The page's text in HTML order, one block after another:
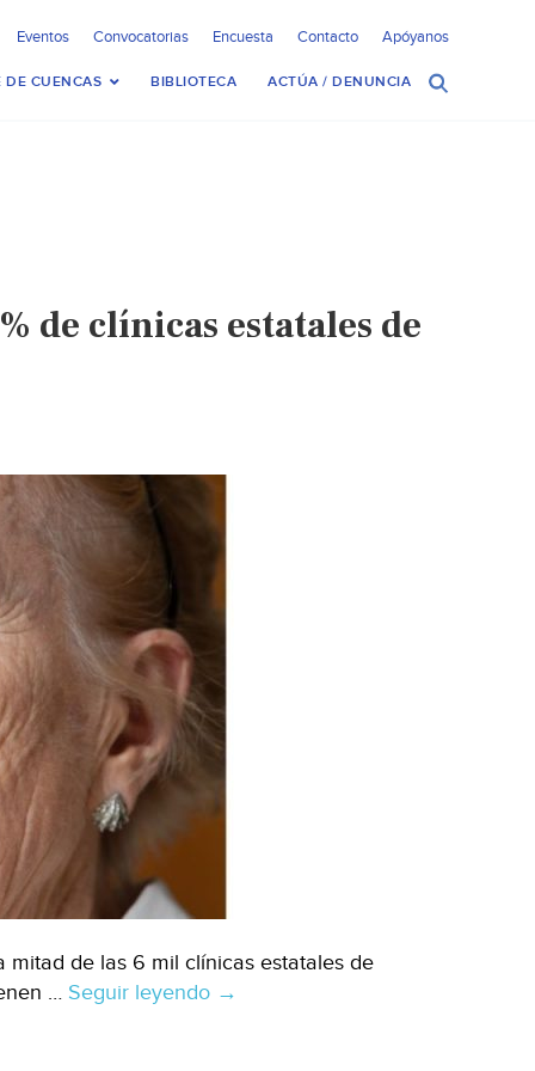
Eventos Convocatorias Encuesta Contacto Apóyanos
DE CUENCAS BIBLIOTECA ACTÚA / DENUNCIA
de clínicas estatales de
de las 6 mil clínicas estatales de
… Seguir leyendo Operan
→